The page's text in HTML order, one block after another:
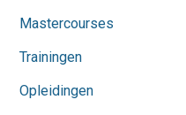
Mastercourses
Trainingen
Opleidingen